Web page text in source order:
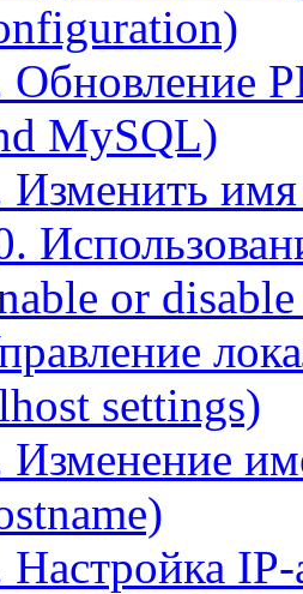
Обновление
MySQL)
Изменить имя
or
settings)
Изменение
Настройка IP-